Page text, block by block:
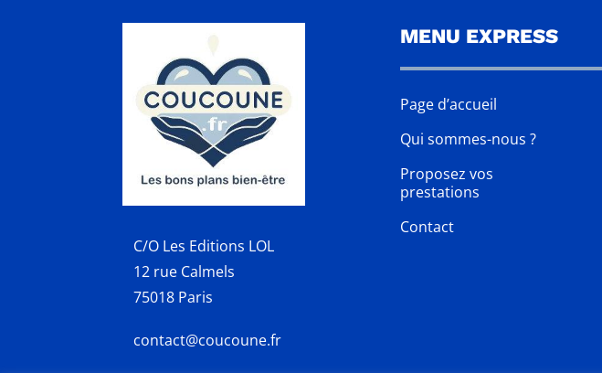
C/O Les Editions LOL
12 rue Calmels
75018 Paris
contact@coucoune.fr
MENU EXPRESS
Page d’accueil
Qui sommes-nous ?
Proposez vos
prestations
Contact